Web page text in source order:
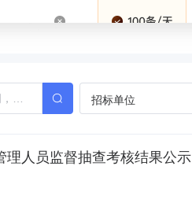
招标单位
人员监督抽查考核结果公示